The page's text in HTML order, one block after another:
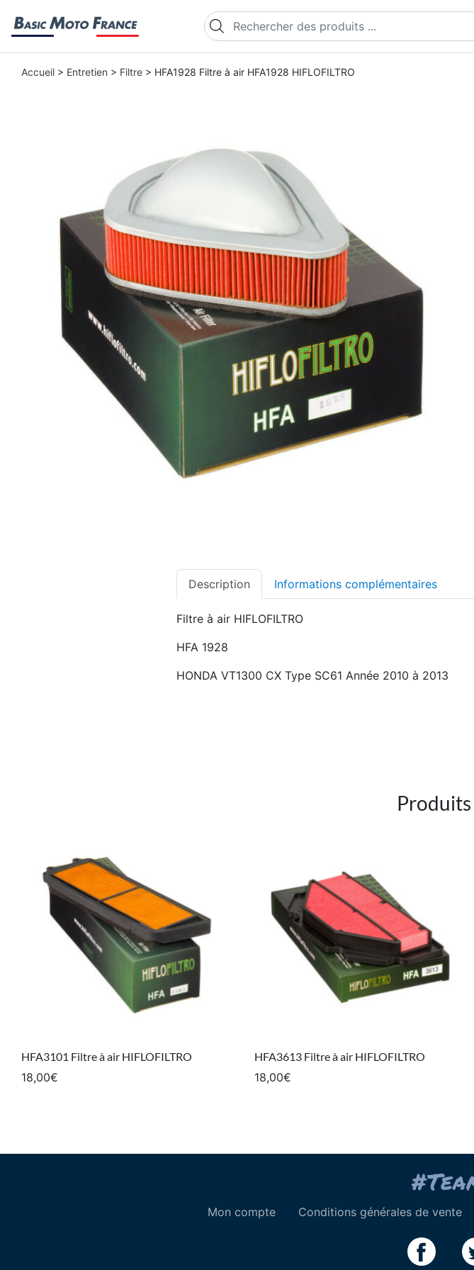
Recherche de produits
Accueil > Entretien > Filtre > HFA1928 Filtre à air HFA1928 HIFLOFILTRO
Description Informations complémentaires
Filtre à air HIFLOFILTRO
HFA 1928
HONDA VT1300 CX Type SC61 Année 2010 à 2013
HFA3101 Filtre à air HIFLOFILTRO
18,00€
HFA3613 Filtre à air HIFLOFILTRO
18,00€
Mon compte Conditions générales de vente